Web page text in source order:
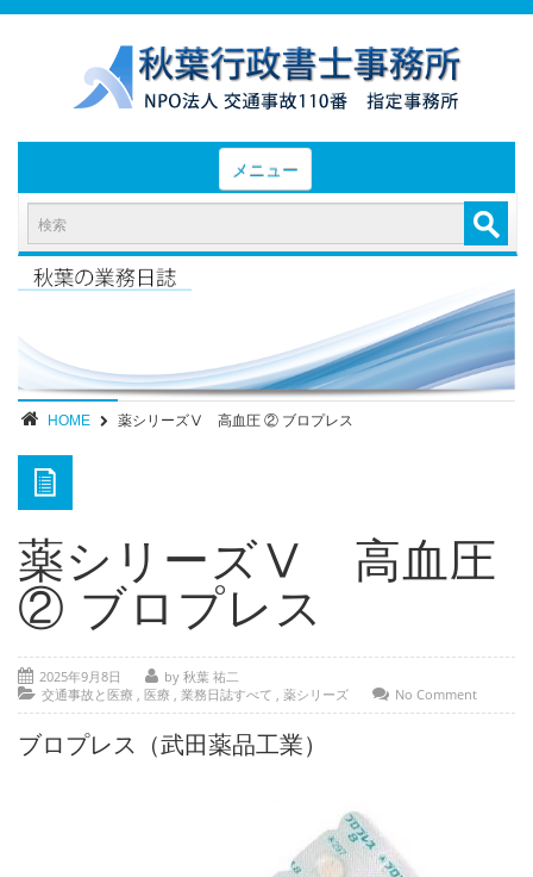
メニュー
HOME
お知らせと業務日誌
- 後遺障害等級認定実績（初回申請）
- 後遺障害等級認定実績（異議申立）
部位別症状
- 部位別解説 ～ 交通事故外傷の教科書
- 高次脳機能障害の皆様へ
事務所紹介
ご相談・お問い合わせ
HOME 薬シリーズⅤ 高血圧 ② ブロプレス
薬シリーズⅤ 高血圧
② ブロプレス
2025年9月8日
by 秋葉 祐二
交通事故と医療 , 医療 , 業務日誌すべて , 薬シリーズ No Comment
ブロプレス（武田薬品工業）